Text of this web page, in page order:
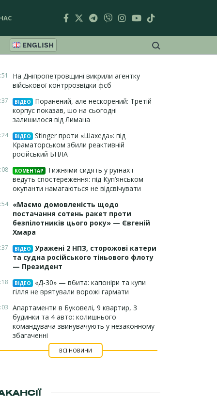
ENGLISH
На Дніпропетровщині викрили агентку
військової контррозвідки фсб
ВІДЕО
Поранений, але нескорений: Третій
корпус показав, шо на сьогодні
залишилося від Лимана
ВІДЕО
Stinger проти «Шахеда»: під
Краматорськом збили реактивній
російський БПЛА
КОМЕНТАР
Тижнями сидять у руїнах і
ведуть спостереження: під Куп’янськом
окупанти намагаються не відсвічувати
«Маємо домовленість щодо
постачання сотень ракет проти
безпілотників цього року» — Євгеній
Хмара
ВІДЕО
Уражені 2 НПЗ, сторожові катери
та судна російського тіньового флоту
— Президент
ВІДЕО
«Д-30» — вбита: капоніри та купи
гілля не врятували ворожі гармати
Апартаменти в Буковелі, 9 квартир, 3
будинки та 4 авто: колишнього
командувача звинувачують у незаконному
збагаченні
ВСІ НОВИНИ